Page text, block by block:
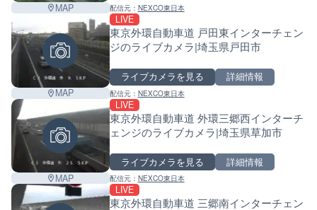
MAP 配信元： NEXCO東日本
MAP
LIVE
東京外環自動車道 戸田東インターチェン
ジのライブカメラ|埼玉県戸田市
ライブカメラを見る 詳細情報
配信元： NEXCO東日本
MAP
LIVE
東京外環自動車道 外環三郷西インターチ
ェンジのライブカメラ|埼玉県草加市
ライブカメラを見る 詳細情報
配信元： NEXCO東日本
LIVE
東京外環自動車道 三郷南インターチェン